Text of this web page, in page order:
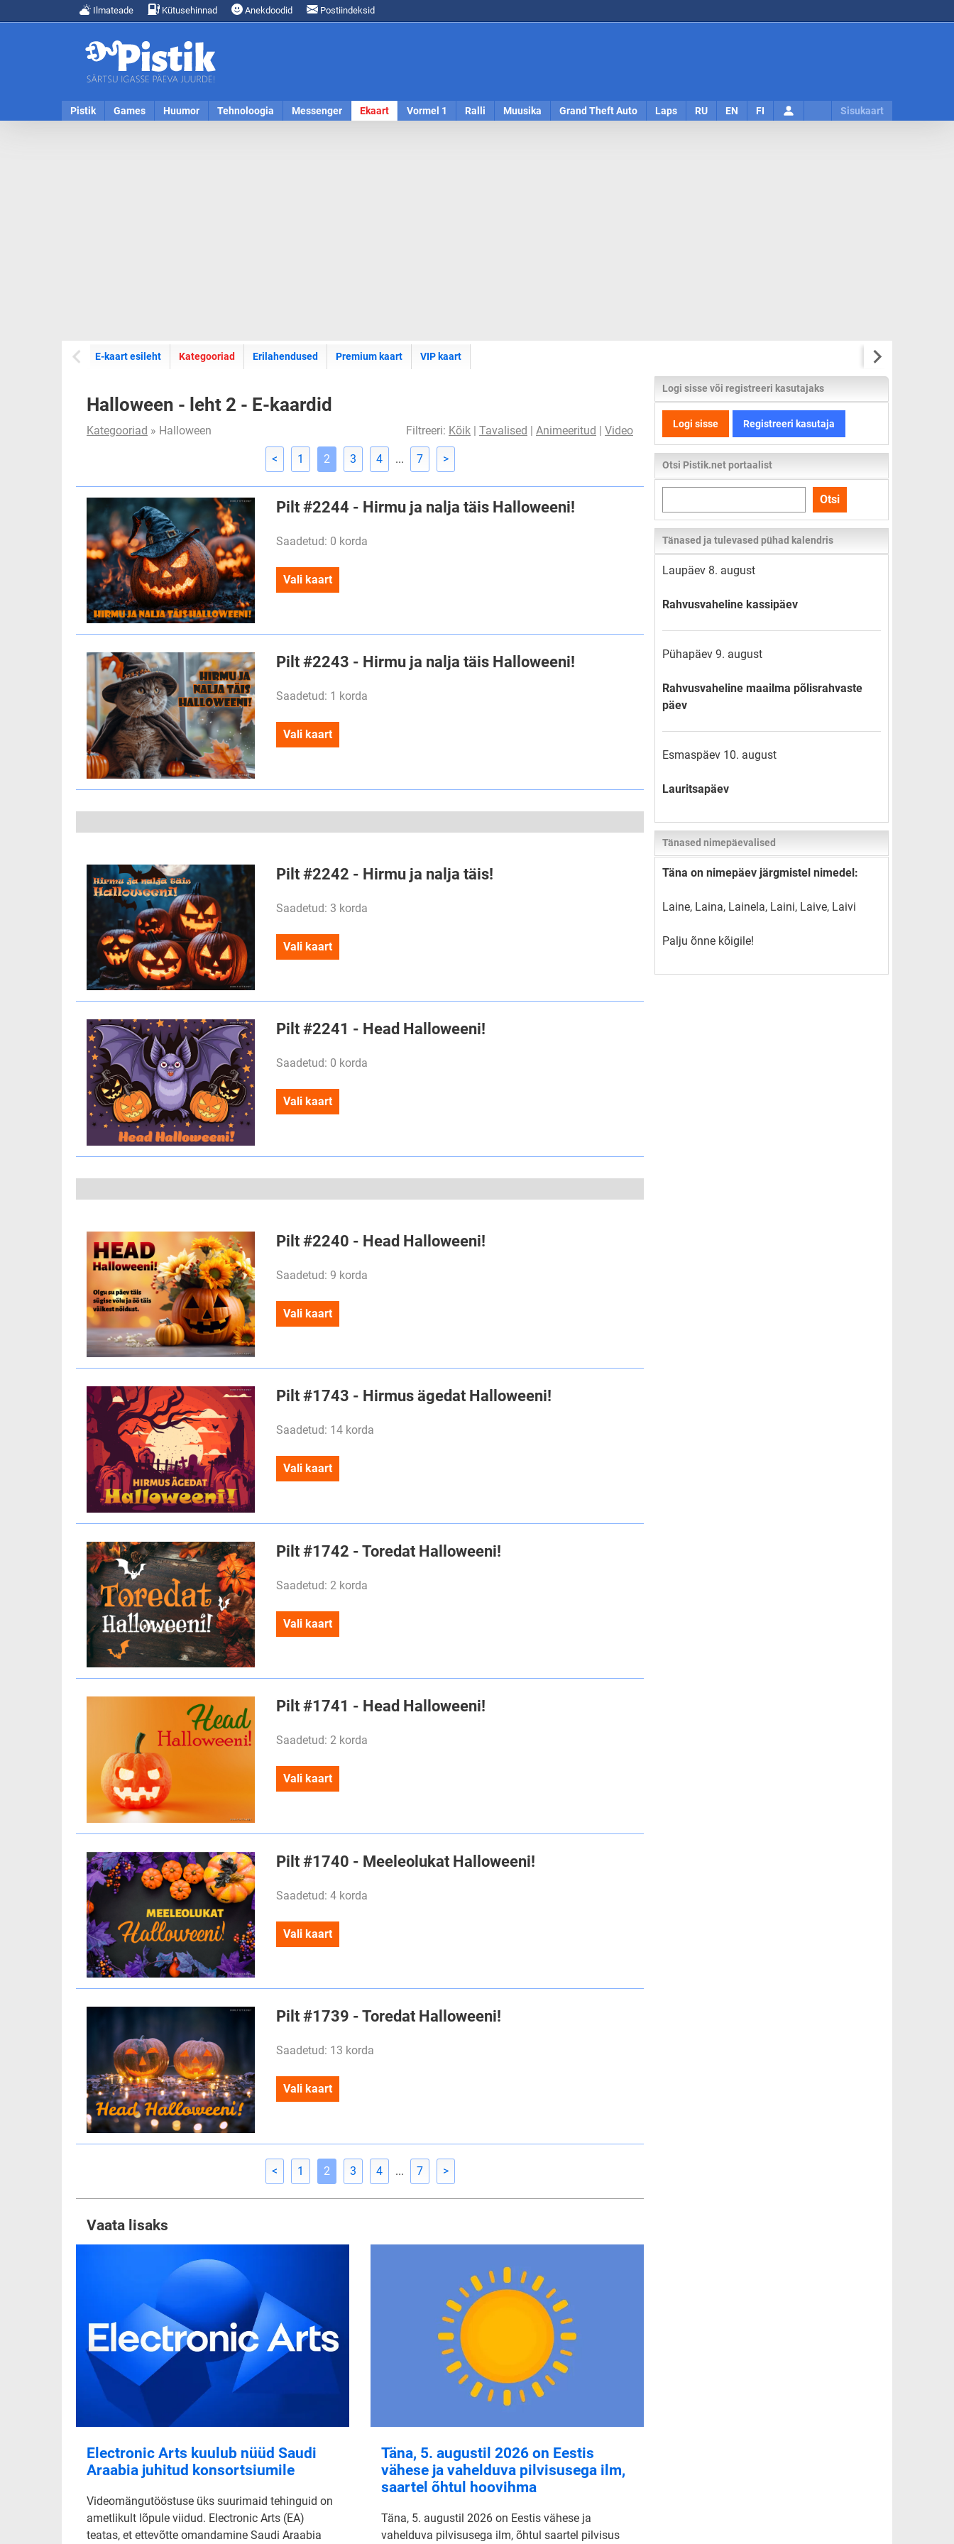
Ilmateade Kütusehinnad Anekdoodid Postiindeksid
Pistik Games Huumor Tehnoloogia Messenger Ekaart Vormel 1 Ralli Muusika Grand Theft Auto Laps RU EN FI Sisukaart
E-kaart esileht E-kaartide
Kategooriad Erilahendused Premium kaart VIP kaart
Halloween - leht 2 - E-kaardid
Kategooriad » Halloween Filtreeri: Kõik | Tavalised | Animeeritud | Video
< 1 2 3 4 ... 7 >
Pilt #2244 - Hirmu ja nalja täis Halloweeni!
Saadetud: 0 korda
Vali kaart
Pilt #2243 - Hirmu ja nalja täis Halloweeni!
Saadetud: 1 korda
Vali kaart
Pilt #2242 - Hirmu ja nalja täis!
Saadetud: 3 korda
Vali kaart
Pilt #2241 - Head Halloweeni!
Saadetud: 0 korda
Vali kaart
Pilt #2240 - Head Halloweeni!
Saadetud: 9 korda
Vali kaart
Pilt #1743 - Hirmus ägedat Halloweeni!
Saadetud: 14 korda
Vali kaart
Pilt #1742 - Toredat Halloweeni!
Saadetud: 2 korda
Vali kaart
Pilt #1741 - Head Halloweeni!
Saadetud: 2 korda
Vali kaart
Pilt #1740 - Meeleolukat Halloweeni!
Saadetud: 4 korda
Vali kaart
Pilt #1739 - Toredat Halloweeni!
Saadetud: 13 korda
Vali kaart
< 1 2 3 4 ... 7 >
Vaata lisaks
Electronic Arts kuulub nüüd Saudi
Araabia juhitud konsortsiumile
Videomängutööstuse üks suurimaid tehinguid on
ametlikult lõpule viidud. Electronic Arts (EA)
teatas, et ettevõtte omandamine Saudi Araabia
Täna, 5. augustil 2026 on Eestis
vähese ja vahelduva pilvisusega ilm,
saartel õhtul hoovihma
Täna, 5. augustil 2026 on Eestis vähese ja
vahelduva pilvisusega ilm, õhtul saartel pilvisus
Logi sisse või registreeri kasutajaks
Logi sisse Registreeri kasutaja
Otsi Pistik.net portaalist
kogu
lehelt
Otsi
Tänased ja tulevased pühad kalendris
Laupäev 8. august
Rahvusvaheline kassipäev
Pühapäev 9. august
Rahvusvaheline maailma põlisrahvaste
päev
Esmaspäev 10. august
Lauritsapäev
Tänased nimepäevalised
Täna on nimepäev järgmistel nimedel:
Laine, Laina, Lainela, Laini, Laive, Laivi
Palju õnne kõigile!